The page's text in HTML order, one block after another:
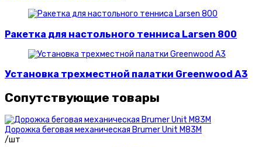
Ракетка для настольного тенниса Larsen 800
Установка трехместной палатки Greenwood A3
Сопутствующие товары
Дорожка беговая механическая Brumer Unit M83M
/шт